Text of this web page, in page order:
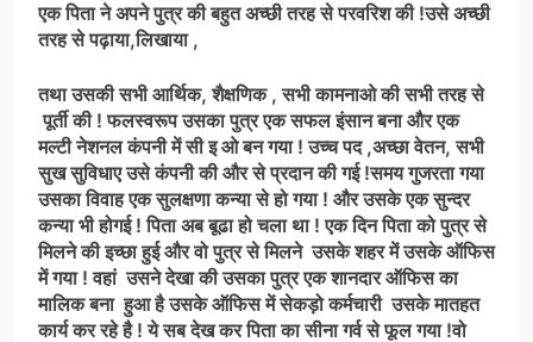
एक पिता ने अपने पुत्र की बहुत अच्छी तरह से परवरिश की !उसे अच्छी
तरह से पढ़ाया,लिखाया ,
तथा उसकी सभी आर्थिक, शैक्षणिक , सभी कामनाओ की सभी तरह से
पूर्ती की ! फलस्वरूप उसका पुत्र एक सफल इंसान बना और एक
मल्टी नेशनल कंपनी में सी इ ओ बन गया ! उच्च पद ,अच्छा वेतन, सभी
सुख सुविधाए उसे कंपनी की और से प्रदान की गई !समय गुजरता गया
उसका विवाह एक सुलक्षणा कन्या से हो गया ! और उसके एक सुन्दर
कन्या भी होगई ! पिता अब बूढा हो चला था ! एक दिन पिता को पुत्र से
मिलने की इच्छा हुई और वो पुत्र से मिलने उसके शहर में उसके ऑफिस
में गया ! वहां उसने देखा की उसका पुत्र एक शानदार ऑफिस का
मालिक बना हुआ है उसके ऑफिस में सेकड़ो कर्मचारी उसके मातहत
कार्य कर रहे है ! ये सब देख कर पिता का सीना गर्व से फूल गया !वो